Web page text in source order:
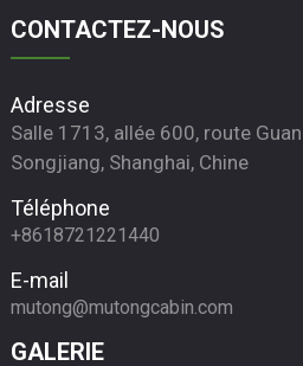
CONTACTEZ-NOUS
Adresse
Salle 1713, allée 600, route
Songjiang, Shanghai, Chine
Téléphone
+8618721221440
E-mail
mutong@mutongcabin.com
GALERIE